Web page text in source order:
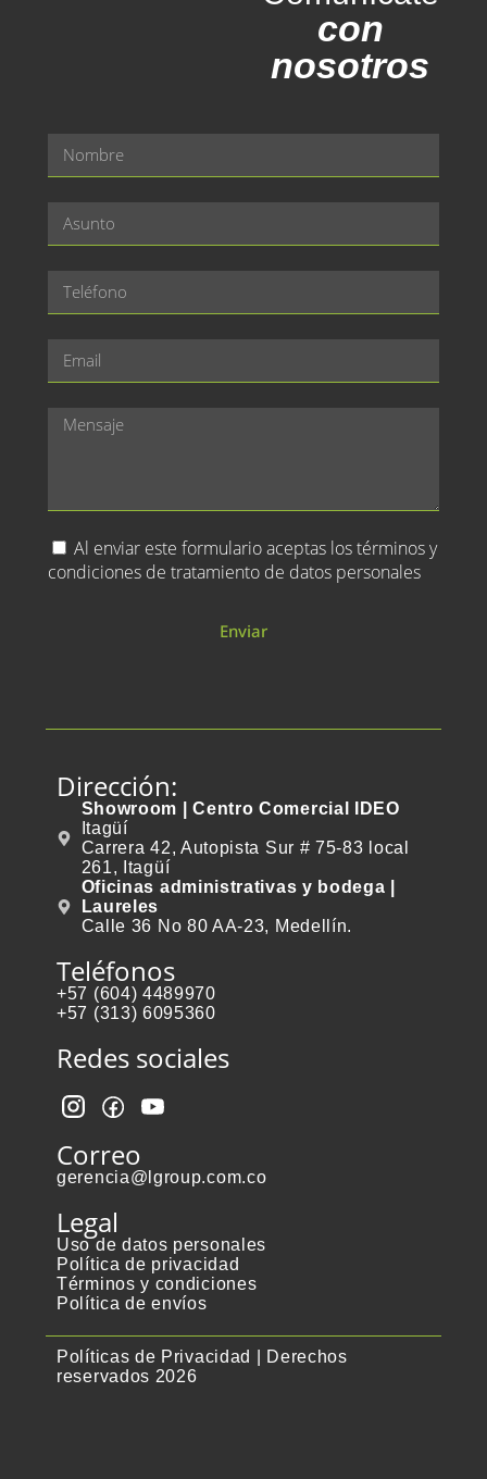
con
nosotros
Al enviar este formulario aceptas los términos y
condiciones de tratamiento de datos personales
Enviar
Dirección:
Showroom | Centro Comercial IDEO
Itagüí
Carrera 42, Autopista Sur # 75-83 local
261, Itagüí
Oficinas administrativas y bodega |
Laureles
Calle 36 No 80 AA-23, Medellín.
Teléfonos
+57 (604) 4489970
+57 (313) 6095360
Redes sociales
Correo
gerencia@lgroup.com.co
Legal
Uso de datos personales
Política de privacidad
Términos y condiciones
Política de envíos
Políticas de Privacidad | Derechos
reservados 2026